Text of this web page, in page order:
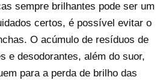
sempre brilhantes pode ser um
certos, é possível evitar o
O acúmulo de resíduos de
e desodorantes, além do suor,
para a perda de brilho das